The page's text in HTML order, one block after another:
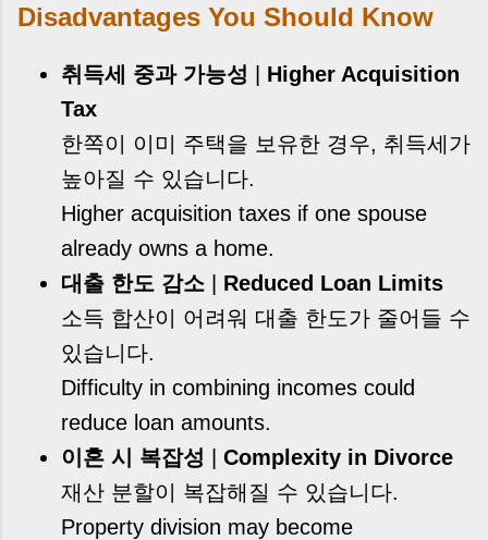
Disadvantages You Should Know
취득세 중과 가능성
Higher Acquisition
Tax
한쪽이 이미 주택을 보유한 경우, 취득세가
높아질 수 있습니다.
Higher acquisition taxes if one spouse
already owns a home.
대출 한도 감소
Reduced Loan Limits
소득 합산이 어려워 대출 한도가 줄어들 수
있습니다.
Difficulty in combining incomes could
reduce loan amounts.
이혼 시 복잡성
Complexity in Divorce
재산 분할이 복잡해질 수 있습니다.
Property division may become